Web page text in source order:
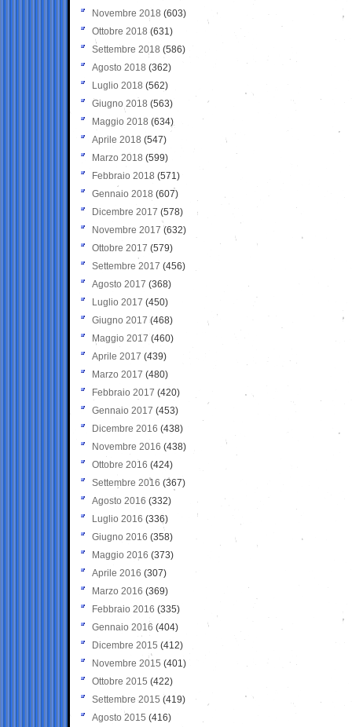
Novembre 2018 (603)
Ottobre 2018 (631)
Settembre 2018 (586)
Agosto 2018 (362)
Luglio 2018 (562)
Giugno 2018 (563)
Maggio 2018 (634)
Aprile 2018 (547)
Marzo 2018 (599)
Febbraio 2018 (571)
Gennaio 2018 (607)
Dicembre 2017 (578)
Novembre 2017 (632)
Ottobre 2017 (579)
Settembre 2017 (456)
Agosto 2017 (368)
Luglio 2017 (450)
Giugno 2017 (468)
Maggio 2017 (460)
Aprile 2017 (439)
Marzo 2017 (480)
Febbraio 2017 (420)
Gennaio 2017 (453)
Dicembre 2016 (438)
Novembre 2016 (438)
Ottobre 2016 (424)
Settembre 2016 (367)
Agosto 2016 (332)
Luglio 2016 (336)
Giugno 2016 (358)
Maggio 2016 (373)
Aprile 2016 (307)
Marzo 2016 (369)
Febbraio 2016 (335)
Gennaio 2016 (404)
Dicembre 2015 (412)
Novembre 2015 (401)
Ottobre 2015 (422)
Settembre 2015 (419)
Agosto 2015 (416)